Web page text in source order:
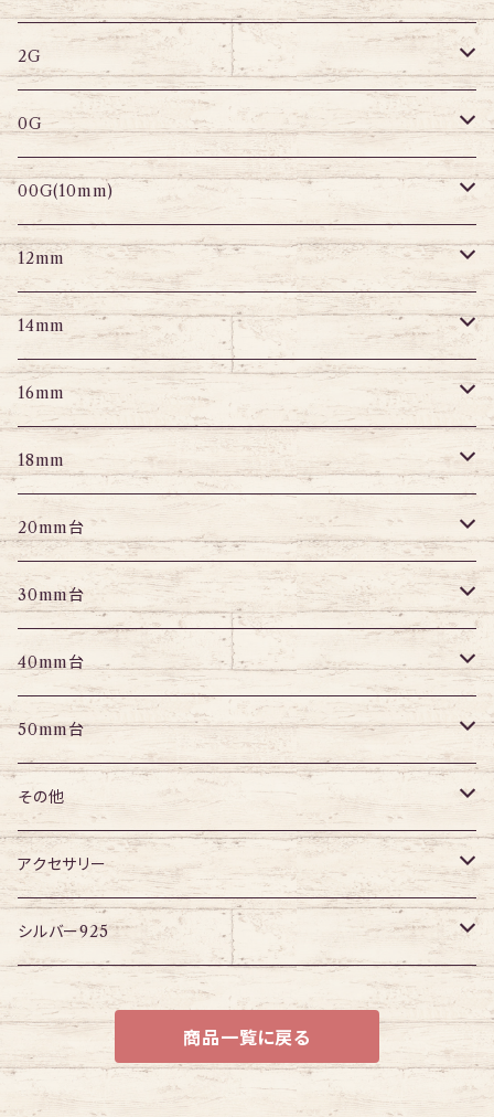
スパイラル
変形ピアス
セグメントリング
ニップルピアス
スクランパー
フェイクプラグ
パーツ
サーキュラー
スパイラル
セグメント
変形ピアス
ニップルピアス
パーツ
セグメントリング
サーキュラーバーベル
パーツ
バナナバーベル
セグメントリング
プラグ
パーツ
ラブレット
セグメントリング
プラグ
トンネル
アイレット
エキスパンダー
パーツ
ストレートバーベル
トンネル
プラグ
アイレット
エキスパンダー
パーツ
キャプティブリング
ストレートバーベル
サーキュラー
トンネル
プラグ
アイレット
エキスパンダー
パーツ
2G
トンネル
プラグ
アイレット
エキスパンダー
パーツ
0G
トンネル
プラグ
アイレット
エキスパンダー
パーツ
00G(10mm)
トンネル
プラグ
アイレット
エキスパンダー
パーツ
12mm
トンネル
プラグ
アイレット
エキスパンダー
パーツ
14mm
トンネル
プラグ
アイレット
エキスパンダー
パーツ
16mm
トンネル
プラグ
アイレット
パーツ
18mm
トンネル
プラグ
アイレット
パーツ
チューブ
20mm台
トンネル
プラグ
アイレット
パーツ
30mm台
トンネル
プラグ
アイレット
パーツ
40mm台
トンネル
プラグ
アイレット
50mm台
トンネル
プラグ
アイレット
その他
ボディピアス・ピアス以外
アクセサリー
ネックレス
ブレスレット
シルバー925
チェーン
商品一覧に戻る